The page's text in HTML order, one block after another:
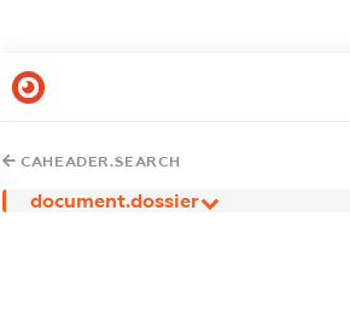
CAHEADER.SEARCH
document.dossier